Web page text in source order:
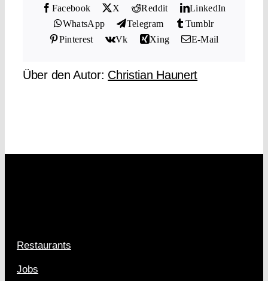
Facebook X Reddit
LinkedIn
WhatsApp
Telegram
Tumblr
Pinterest
Vk Xing E-Mail
Über den Autor: Christian Haunert
Restaurants
Jobs